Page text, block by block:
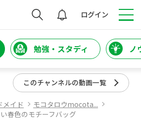
検索 ログイン
勉強・スタディ ノ
このチャンネルの動画一覧
メイド
モコタロウmocota...
春色のモチーフバッグ